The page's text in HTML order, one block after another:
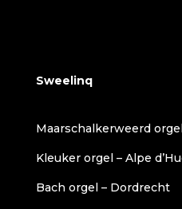
Maarschalkerweerd
Kleuker orgel – Alpe
Bach orgel – Dordrecht